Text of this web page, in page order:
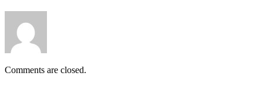
Comments are closed.